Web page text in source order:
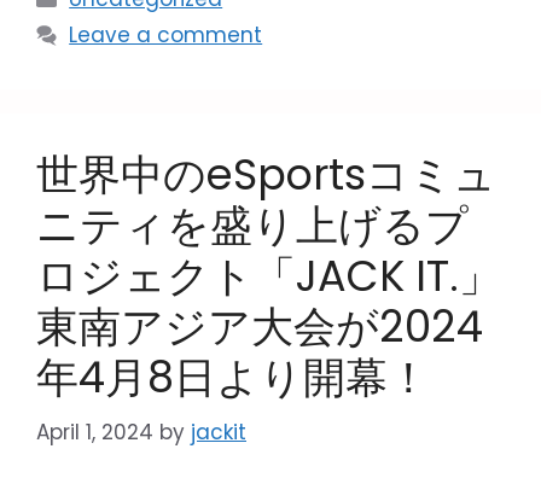
Leave a comment
世界中のeSportsコミュ
ニティを盛り上げるプ
ロジェクト「JACK IT.」
東南アジア大会が2024
年4月8日より開幕！
April 1, 2024 by jackit